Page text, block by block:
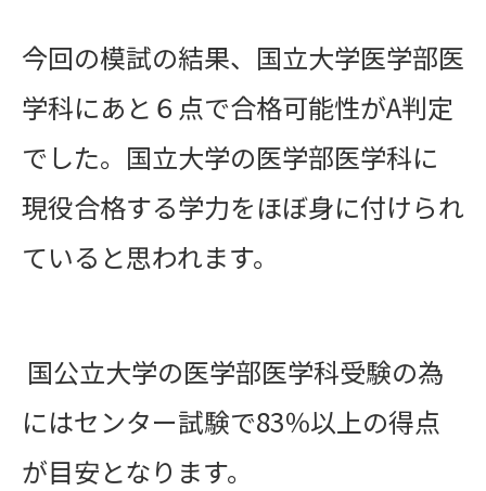
今回の模試の結果、国立大学医学部医
学科にあと６点で合格可能性がA判定
でした。国立大学の医学部医学科に
現役合格する学力をほぼ身に付けられ
ていると思われます。
国公立大学の医学部医学科受験の為
にはセンター試験で83％以上の得点
が目安となります。